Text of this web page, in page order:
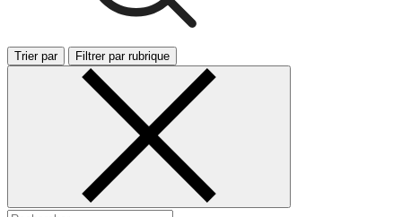
Trier par Filtrer par rubrique